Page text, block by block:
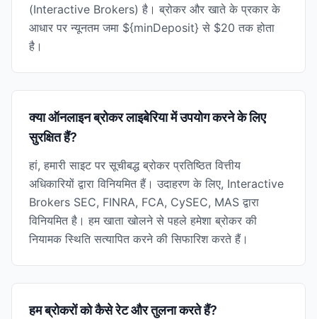
(Interactive Brokers) है। ब्रोकर और खाते के प्रकार के
आधार पर न्यूनतम जमा ${minDeposit} से $20 तक होता
है।
क्या ऑनलाइन ब्रोकर लाइबेरिया में उपयोग करने के लिए
सुरक्षित हैं?
हां, हमारी साइट पर सूचीबद्ध ब्रोकर प्रतिष्ठित वित्तीय
अधिकारियों द्वारा विनियमित हैं। उदाहरण के लिए, Interactive
Brokers SEC, FINRA, FCA, CySEC, MAS द्वारा
विनियमित है। हम खाता खोलने से पहले हमेशा ब्रोकर की
नियामक स्थिति सत्यापित करने की सिफारिश करते हैं।
हम ब्रोकरों को कैसे रेट और तुलना करते हैं?